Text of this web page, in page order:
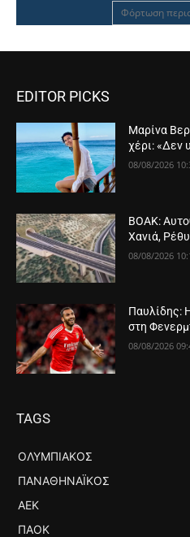
Φόρτωση
EDITOR PICKS
Μαρίνα
χέρι: «Δεν
08/08/2026
ΒΟΑΚ:
Χανιά,
08/08/2026
Παυλίδης:
στη
08/08/2026
TAGS
ΟΛΥΜΠΙΑΚΌΣ
ΠΑΝΑΘΗΝΑΪΚΌΣ
ΑΕΚ
ΠΑΟΚ